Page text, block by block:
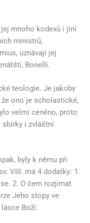
mnoho kodexů i jiní
ministrů,
uznávají jej
Bonelli.
teologie. Je jakoby
ono je scholastické,
velmi ceněno, proto
sbírky i zvláštní
byly k němu při
VIII. má 4 dodatky: 1.
2. O čem rozjímat
Jeho stopy ve
Boží.